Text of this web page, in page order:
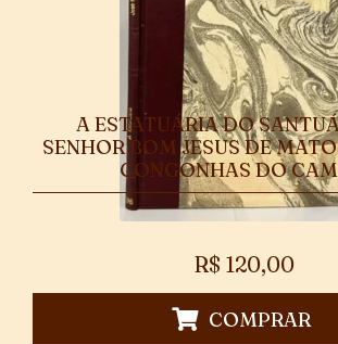
A ESTATUÁRIA DO
SENHOR BOM JESUS DE
CONGONHAS DO
R$ 120,00
COMPRAR